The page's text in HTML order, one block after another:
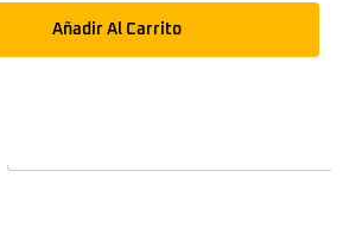
Añadir Al Carrito